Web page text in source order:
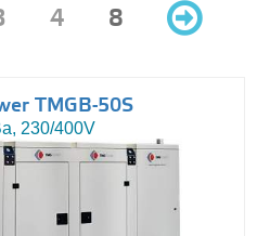
4 8
TMGB-50S
230/400V